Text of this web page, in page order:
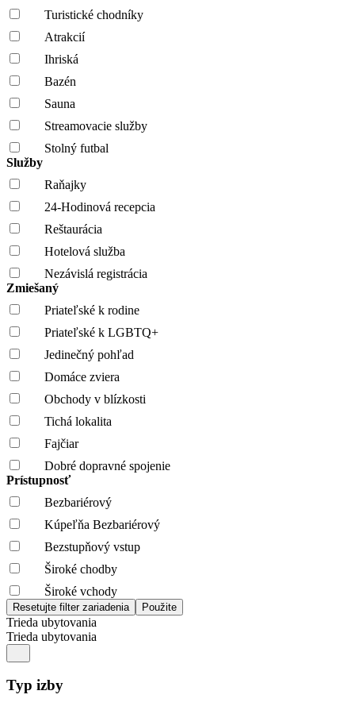
Turistické chodníky
Atrakcií
Ihriská
Bazén
Sauna
Streamovacie služby
Stolný futbal
Služby
Raňajky
24-Hodinová recepcia
Reštaurácia
Hotelová služba
Nezávislá registrácia
Zmiešaný
Priateľské k rodine
Priateľské k LGBTQ+
Jedinečný pohľad
Domáce zviera
Obchody v blízkosti
Tichá lokalita
Fajčiar
Dobré dopravné spojenie
Prístupnosť
Bezbariérový
Kúpeľňa Bezbariérový
Bezstupňový vstup
Široké chodby
Široké vchody
Trieda ubytovania
Trieda ubytovania
Typ izby